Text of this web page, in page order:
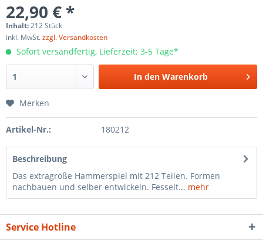
22,90 € *
Inhalt:212 Stück
inkl. MwSt.zzgl. Versandkosten
Sofort versandfertig, Lieferzeit: 3-5 Tage*
In den Warenkorb
Merken
Artikel-Nr.: 180212
Beschreibung
Das extragroße Hammerspiel mit 212 Teilen. Formen
nachbauen und selber entwickeln. Fesselt... mehr
Service Hotline